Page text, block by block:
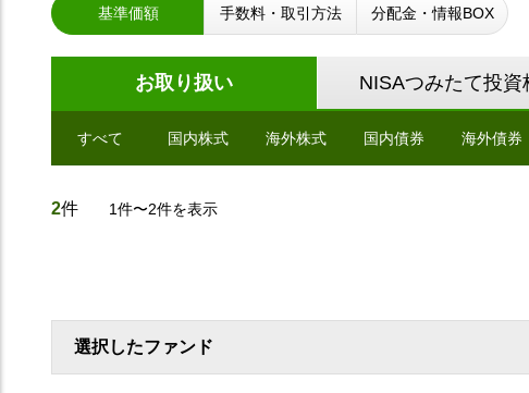
基準価額 手数料・取引方法 分配金・情報BOX
お取り扱い NISAつみたて投資
すべて 国内株式 海外株式 国内債券 海外債券
2件 1件〜2件を表示
選択したファンド